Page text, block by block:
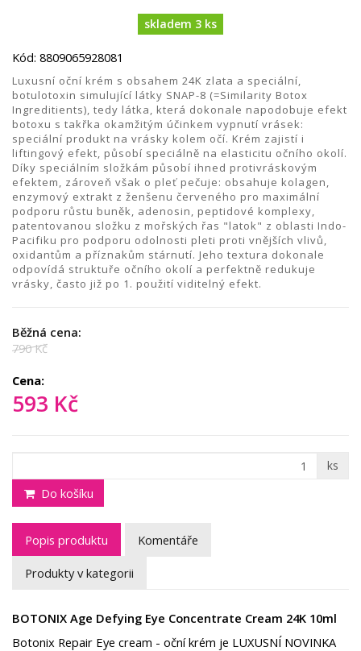
skladem 3 ks
Kód: 8809065928081
Luxusní oční krém s obsahem 24K zlata a speciální,
botulotoxin simulující látky SNAP-8 (=Similarity Botox
Ingreditients), tedy látka, která dokonale napodobuje efekt
botoxu s takřka okamžitým účinkem vypnutí vrásek:
speciální produkt na vrásky kolem očí. Krém zajistí i
liftingový efekt, působí speciálně na elasticitu očního okolí.
Díky speciálním složkám působí ihned protivráskovým
efektem, zároveň však o pleť pečuje: obsahuje kolagen,
enzymový extrakt z ženšenu červeného pro maximální
podporu růstu buněk, adenosin, peptidové komplexy,
patentovanou složku z mořských řas "latok" z oblasti Indo-
Pacifiku pro podporu odolnosti pleti proti vnějších vlivů,
oxidantům a příznakům stárnutí. Jeho textura dokonale
odpovídá struktuře očního okolí a perfektně redukuje
vrásky, často již po 1. použití viditelný efekt.
Běžná cena:
790 Kč
Cena:
593 Kč
ks
Do košíku
Popis produktu Komentáře
Produkty v kategorii
BOTONIX Age Defying Eye Concentrate Cream 24K 10ml
Botonix Repair Eye cream - oční krém je LUXUSNÍ NOVINKA